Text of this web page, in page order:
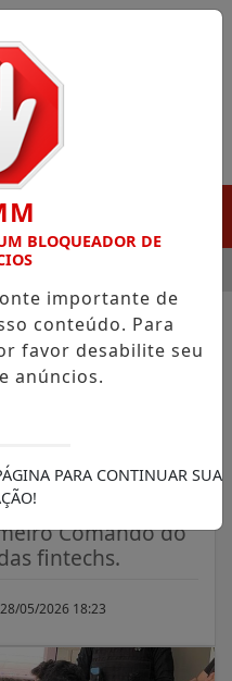
ATUAÇÃO VOLTADA AO
a lavagem de
Comando do
fintechs.
28/05/2026 18:23
BLOQUEADOR DE
importante de
conteúdo. Para
favor desabilite seu
anúncios.
PARA CONTINUAR SUA